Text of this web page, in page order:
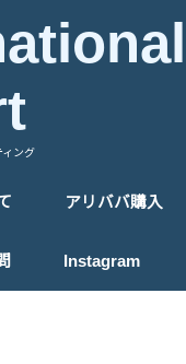
ィング
アリババ購入
アリババ購入代行
アリババ購入フ
Instagram